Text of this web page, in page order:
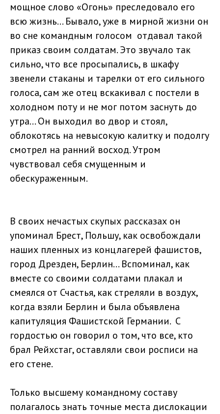
мощное слово «Огонь» преследовало его
всю жизнь... Бывало, уже в мирной жизни он
во сне командным голосом отдавал такой
приказ своим солдатам. Это звучало так
сильно, что все просыпались, в шкафу
звенели стаканы и тарелки от его сильного
голоса, сам же отец вскакивал с постели в
холодном поту и не мог потом заснуть до
утра... Он выходил во двор и стоял,
облокотясь на невысокую калитку и подолгу
смотрел на ранний восход. Утром
чувствовал себя смущенным и
обескураженным.
В своих нечастых скупых рассказах он
упоминал Брест, Польшу, как освобождали
наших пленных из концлагерей фашистов,
город Дрезден, Берлин... Вспоминал, как
вместе со своими солдатами плакал и
смеялся от Счастья, как стреляли в воздух,
когда взяли Берлин и была объявлена
капитуляция Фашистской Германии. С
гордостью он говорил о том, что все, кто
брал Рейхстаг, оставляли свои росписи на
его стене.
Только высшему командному составу
полагалось знать точные места дислокации